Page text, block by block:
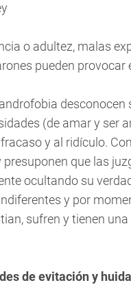
o adultez, malas
pueden provocar
(de amar y ser
y al ridículo.
que las
ocultando su
y por
sufren y tienen
de evitación y